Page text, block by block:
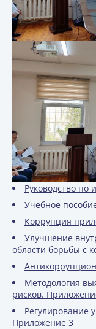
Руководство по
Учебное
Коррупция
Улучшение
области борьбы с
Методология
рисков.
Регулирование
Приложение 3